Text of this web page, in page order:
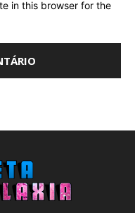
in this browser for the